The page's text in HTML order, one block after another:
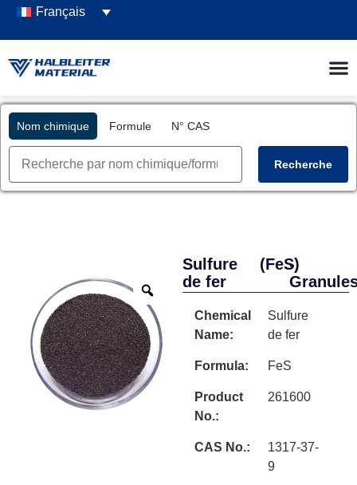
Français
Nom chimique Formule N° CAS
Recherche
Sulfure
de fer
(FeS)
-
Chemical
Name:
Sulfure
de fer
Formula: FeS
Product
No.:
261600
CAS No.:
1317-37-
9